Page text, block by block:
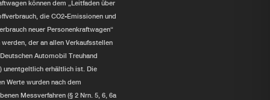
können dem „Leitfaden über
die CO2-Emissionen und
neuer Personenkraftwagen“
der an allen Verkaufsstellen
Automobil Treuhand
unentgeltlich erhältlich ist. Die
Werte wurden nach dem
Messverfahren (§ 2 Nrn. 5, 6, 6a